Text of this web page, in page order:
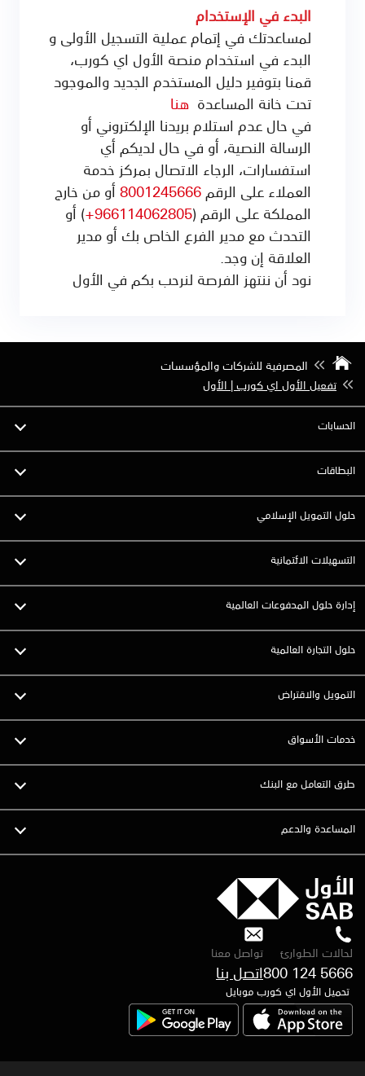
البدء في الإستخدام
لمساعدتك في إتمام عملية التسجيل الأولى و
البدء في استخدام منصة الأول اي كورب،
قمنا بتوفير دليل المستخدم الجديد والموجود
تحت خانة المساعدة هنا
في حال عدم استلام بريدنا الإلكتروني أو
الرسالة النصية، أو في حال لديكم أي
استفسارات، الرجاء الاتصال بمركز خدمة
العملاء على الرقم8001245666أو من خارج
المملكة على الرقم (966114062805+ ) أو
التحدث مع مدير الفرع الخاص بك أو مدير
العلاقة إن وجد.
نود أن ننتهز الفرصة لنرحب بكم في الأول
المصرفية للشركات والمؤسسات
تفعيل الأول اي كورب | الأول
الحسابات
البطاقات
حلول التمويل الإسلامي
التسهيلات الائتمانية
إدارة حلول المدفوعات العالمية
حلول التجارة العالمية‍
التمويل والاقتراض
خدمات الأسواق
طرق التعامل مع البنك
المساعدة والدعم
لحالات الطوارئ
800 124 5666
تواصل معنا
اتصل بنا
تحميل الأول اي كورب موبايل